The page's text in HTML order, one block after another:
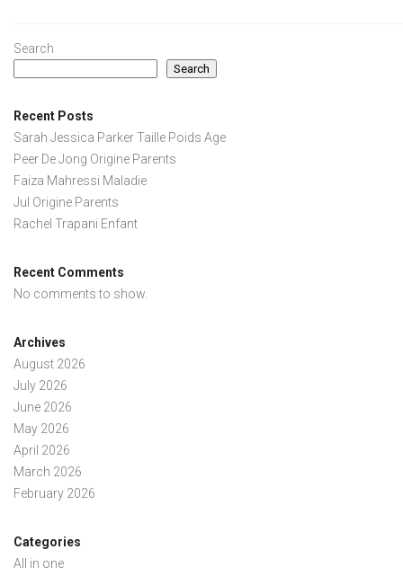
Search
Search
Recent Posts
Sarah Jessica Parker Taille Poids Age
Peer De Jong Origine Parents
Faiza Mahressi Maladie
Jul Origine Parents
Rachel Trapani Enfant
Recent Comments
No comments to show.
Archives
August 2026
July 2026
June 2026
May 2026
April 2026
March 2026
February 2026
Categories
All in one